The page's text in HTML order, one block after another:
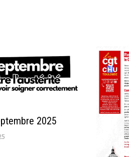
2025